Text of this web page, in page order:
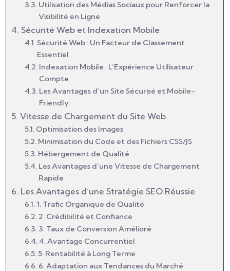
Utilisation des Médias Sociaux pour Renforcer la
Visibilité en Ligne
Sécurité Web et Indexation Mobile
Sécurité Web : Un Facteur de Classement
Essentiel
Indexation Mobile : L’Expérience Utilisateur
Compte
Les Avantages d’un Site Sécurisé et Mobile-
Friendly
Vitesse de Chargement du Site Web
Optimisation des Images
Minimisation du Code et des Fichiers CSS/JS
Hébergement de Qualité
Les Avantages d’une Vitesse de Chargement
Rapide
Les Avantages d’une Stratégie SEO Réussie
1. Trafic Organique de Qualité
2. Crédibilité et Confiance
3. Taux de Conversion Amélioré
4. Avantage Concurrentiel
5. Rentabilité à Long Terme
6. Adaptation aux Tendances du Marché